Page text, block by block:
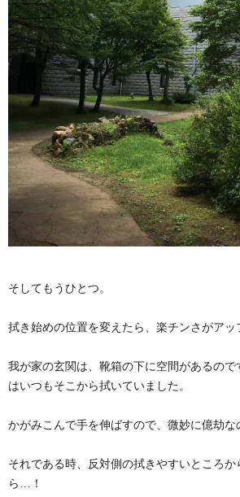
そしてもうひとつ。
拭き始めの位置を変えたら、楽チンさがアッ
我が家の玄関は、靴箱の下に空間があるの
はいつもそこから拭いていました。
かがみこんで手を伸ばすので、微妙に億劫な
それである時、反対側の拭きやすいところか
ら…！